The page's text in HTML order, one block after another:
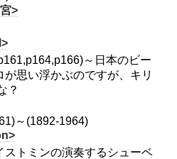
>
～日本のビー
思い浮かぶのですが、キリ
？
～(1892-1964)
ストミンの演奏するシューベ